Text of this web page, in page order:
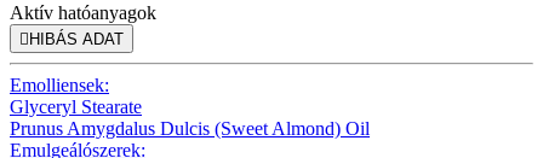
Aktív hatóanyagok
HIBÁS ADAT
Emolliensek:
Glyceryl Stearate
Prunus Amygdalus Dulcis (Sweet Almond) Oil
Emulgeálószerek: